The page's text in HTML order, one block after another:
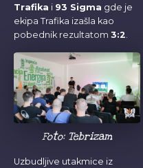
Trafika i 93 Sigma gde je
ekipa Trafika izašla kao
pobednik rezultatom 3:2.
Foto: Tebrizam
Uzbudljive utakmice iz